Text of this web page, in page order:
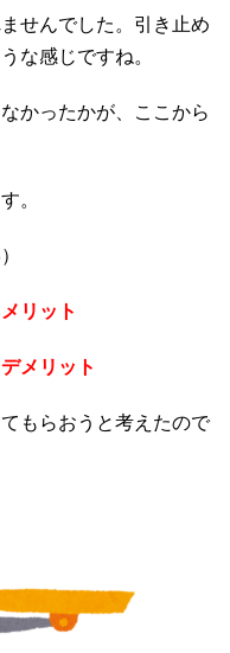
せんでした。引き止め
な感じですね。
かったかが、ここから
。
メリット
デメリット
もらおうと考えたので